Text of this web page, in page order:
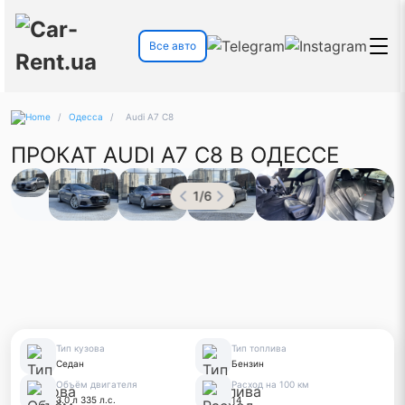
Все авто
/ Одесса / Audi A7 C8
ПРОКАТ AUDI A7 C8 В ОДЕССЕ
1/6
Тип кузова
Седан
Тип топлива
Бензин
Объём двигателя
3.0 л 335 л.с.
Расход на 100 км
14